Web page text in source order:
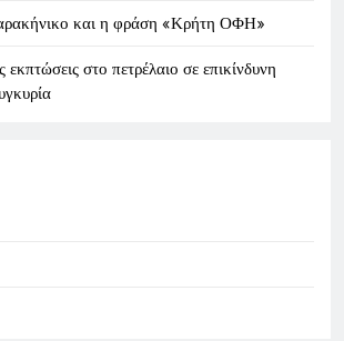
και η φράση «Κρήτη ΟΦΗ»
εκπτώσεις στο πετρέλαιο σε επικίνδυνη